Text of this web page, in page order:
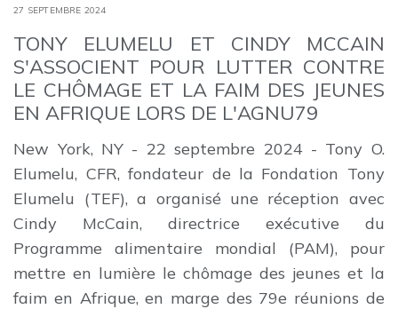
27 SEPTEMBRE 2024
TONY ELUMELU ET CINDY MCCAIN
S'ASSOCIENT POUR LUTTER CONTRE
LE CHÔMAGE ET LA FAIM DES JEUNES
EN AFRIQUE LORS DE L'AGNU79
New York, NY - 22 septembre 2024 - Tony O.
Elumelu, CFR, fondateur de la Fondation Tony
Elumelu (TEF), a organisé une réception avec
Cindy McCain, directrice exécutive du
Programme alimentaire mondial (PAM), pour
mettre en lumière le chômage des jeunes et la
faim en Afrique, en marge des 79e réunions de